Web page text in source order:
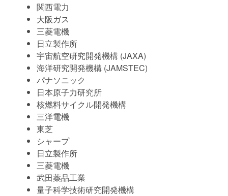
関西電力
大阪ガス
三菱電機
日立製作所
宇宙航空研究開発機構 (JAXA)
海洋研究開発機構 (JAMSTEC)
パナソニック
日本原子力研究所
核燃料サイクル開発機構
三洋電機
東芝
シャープ
日立製作所
三菱電機
武田薬品工業
量子科学技術研究開発機構